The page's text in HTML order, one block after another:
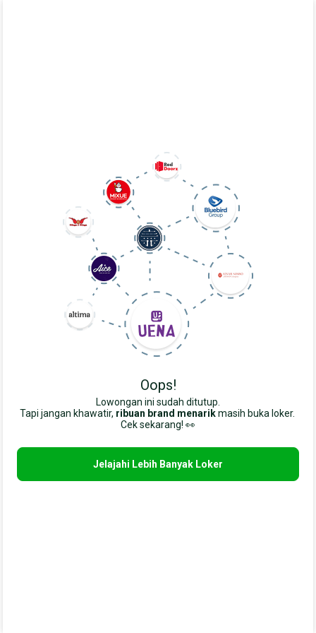
Oops!
Lowongan ini sudah ditutup.
Tapi jangan khawatir, ribuan brand menarik masih buka loker.
Cek sekarang! 👀
Jelajahi Lebih Banyak Loker